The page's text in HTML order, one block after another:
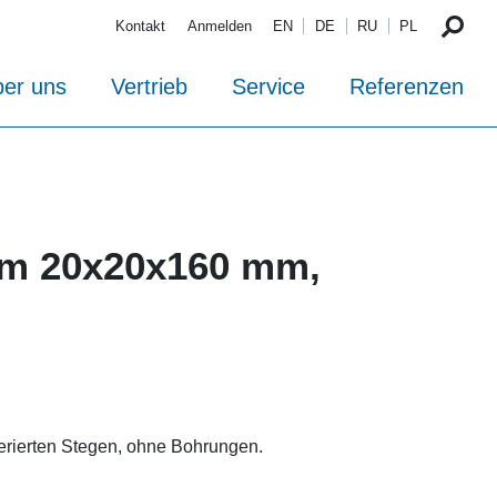
Kontakt Anmelden EN DE RU PL
uns Vertrieb Service Referenzen
20x20x160 mm,
Stegen, ohne Bohrungen.